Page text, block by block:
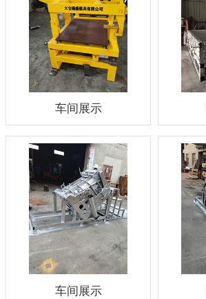
车间展示
车间展示